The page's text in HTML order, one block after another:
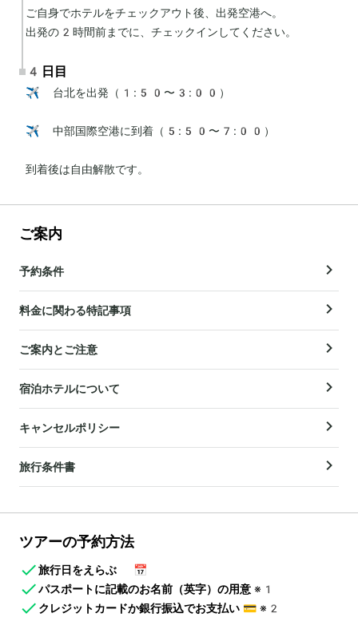
ご自身でホテルをチェックアウト後、出発空港へ。
出発の2時間前までに、チェックインしてください。
4日目
✈️ 台北を出発（1:50〜3:00）
✈️ 中部国際空港に到着（5:50〜7:00）
到着後は自由解散です。
ご案内
予約条件
料金に関わる特記事項
ご案内とご注意
宿泊ホテルについて
キャンセルポリシー
旅行条件書
ツアーの予約方法
旅行日をえらぶ
📅
パスポートに記載のお名前（英字）の用意 ※1
クレジットカードか銀行振込でお支払い 💳 ※2